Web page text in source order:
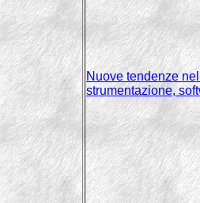
Nuove tendenze
strumentazione,